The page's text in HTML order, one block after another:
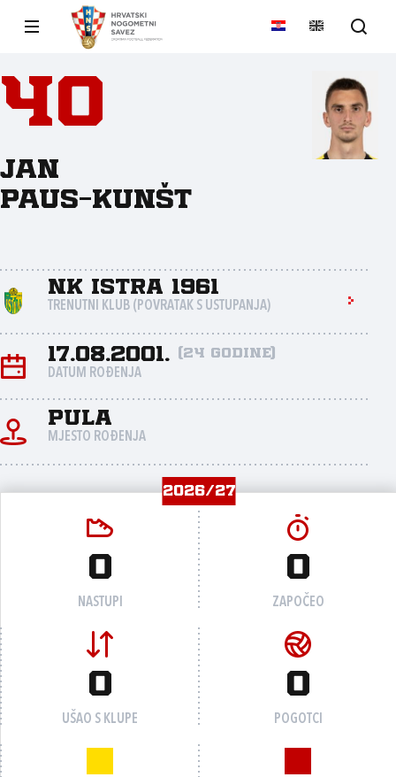
40
Jan
Paus-Kunšt
NK Istra 1961
TRENUTNI KLUB (POVRATAK S USTUPANJA)
17.08.2001. (24 godine)
DATUM ROĐENJA
Pula
MJESTO ROĐENJA
2026/27
0
NASTUPI
0
ZAPOČEO
0
UŠAO S KLUPE
0
POGOTCI